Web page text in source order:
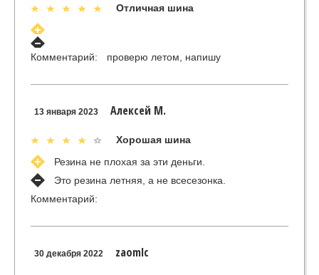
Отличная шина
Комментарий: проверю летом, напишу
13 января 2023 Алексей М.
Хорошая шина
Резина не плохая за эти деньги.
Это резина летняя, а не всесезонка.
Комментарий:
30 декабря 2022 zaomlc